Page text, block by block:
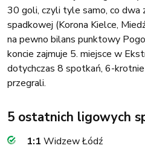
30 goli, czyli tyle samo, co dwa
spadkowej (Korona Kielce,
na pewno bilans punktowy
koncie zajmuje 5. miejsce w
dotychczas 8 spotkań, 6-
przegrali.
5 ostatnich ligowych
1:1 Widzew Łódź